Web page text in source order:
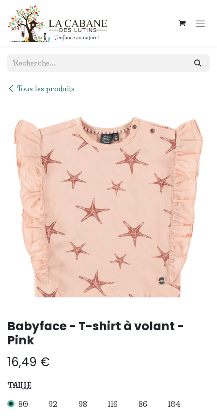
Se rendre au contenu
Tous les produits
Babyface - T-shirt à volant -
Pink
16,49 €
TAILLE
80 92 98 116 86 104